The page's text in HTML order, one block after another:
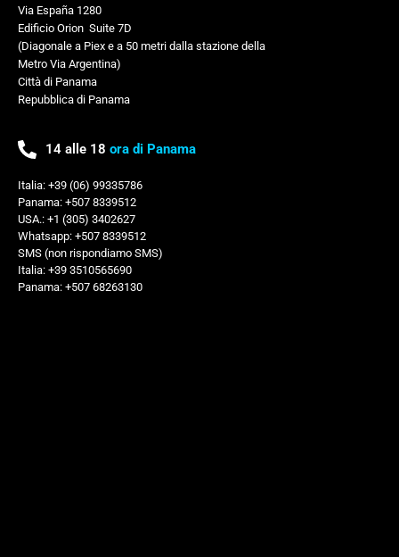
Via España 1280
Edificio Orion Suite 7D
(Diagonale a Piex e a 50 metri dalla stazione della
Metro Via Argentina)
Città di Panama
Repubblica di Panama
14 alle 18ora di Panama
Italia: +39 (06) 99335786
Panama: +507 8339512
USA.: +1 (305) 3402627
Whatsapp: +507 8339512
SMS (non rispondiamo SMS)
Italia: +39 3510565690
Panama: +507 68263130